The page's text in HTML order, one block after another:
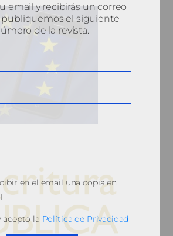
email y recibirás un correo
el siguiente
de la revista.
en el email una copia en
acepto la Política de Privacidad